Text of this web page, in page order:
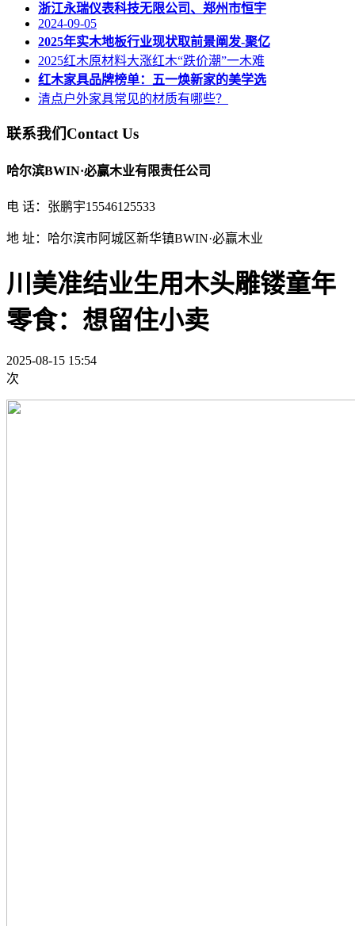
浙江永瑞仪表科技无限公司、郑州市恒宇
2024-09-05
2025年实木地板行业现状取前景阐发-聚亿
2025红木原材料大涨红木“跌价潮”一木难
红木家具品牌榜单：五一焕新家的美学选
清点户外家具常见的材质有哪些？
联系我们Contact Us
哈尔滨BWIN·必赢木业有限责任公司
电 话：张鹏宇15546125533
地 址：哈尔滨市阿城区新华镇BWIN·必赢木业
川美准结业生用木头雕镂童年
零食：想留住小卖
2025-08-15 15:54
次